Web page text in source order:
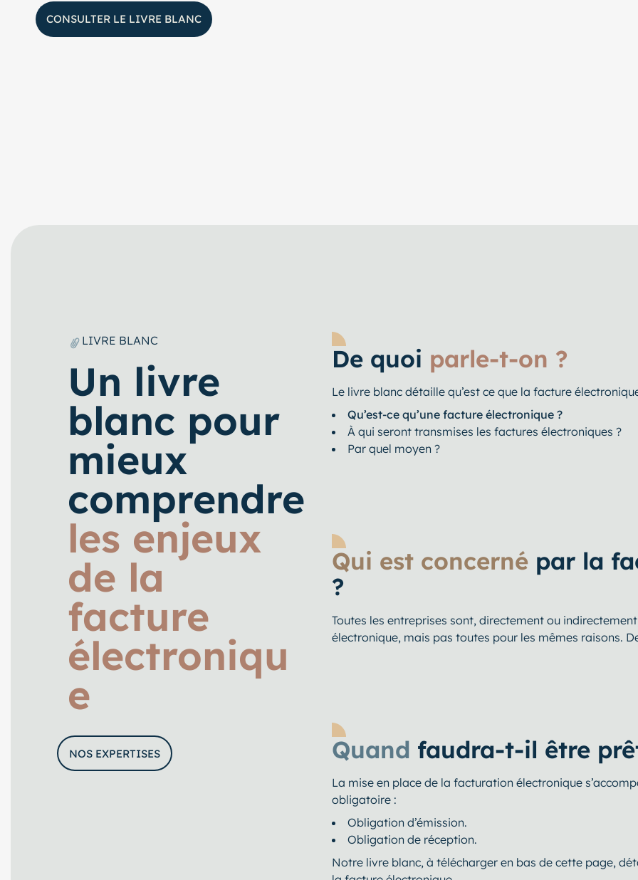
CONSULTER LE LIVRE BLANC
LIVRE BLANC
Un livre
blanc pour
mieux
comprendre
les enjeux
de la
facture
électroniqu
e
NOS EXPERTISES
De quoi parle-t-on ?
Le livre blanc détaille qu’est ce que la facture
Qu’est-ce qu’une facture électronique ?
À qui seront transmises les factures électroniques ?
Par quel moyen ?
Qui est concerné par la
?
Toutes les entreprises sont, directement ou
électronique, mais pas toutes pour les mêmes raisons.
Quand faudra-t-il être
La mise en place de la facturation électronique
obligatoire :
Obligation d’émission.
Obligation de réception.
Notre livre blanc, à télécharger en bas de cette page,